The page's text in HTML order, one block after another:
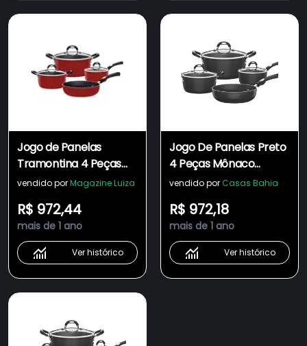
Jogo de Panelas
Tramontina 4 Peças
Mônaco Induction em
Revestimento Interno
Antiaderente Starflon
Premium e Externo de
Silicone Vermelho
vendido porMagazine Luiza
R$ 972,44
mais de 1 ano
Ver histórico
Jogo De Panelas Preto
4 Peças Mônaco
Induction Tramontina
vendido por Casas Bahia
R$ 972,18
mais de 1 ano
Ver histórico